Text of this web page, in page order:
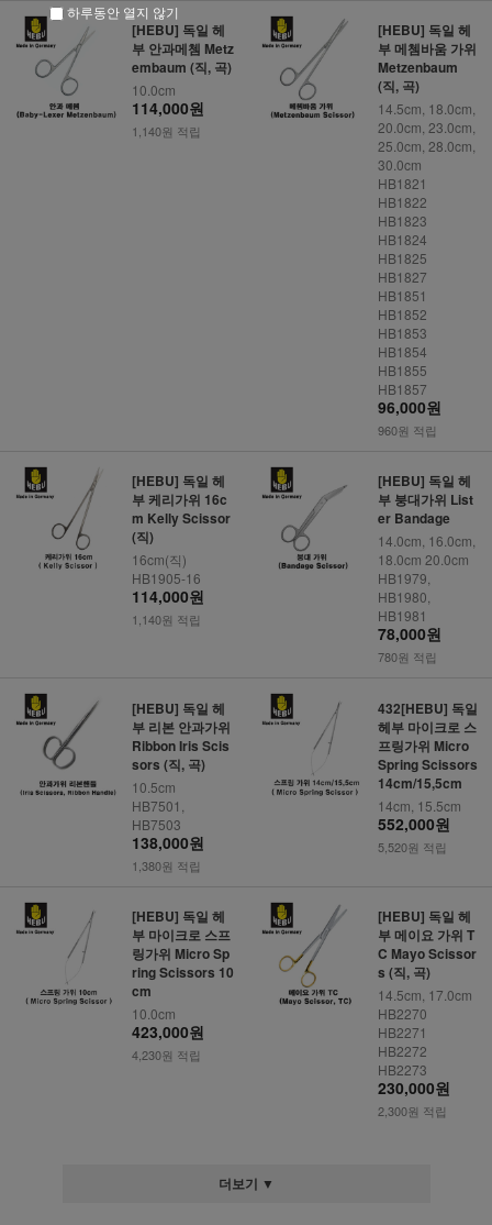
[HEBU] 독일 헤
부 안과메쳄 Metz
embaum (직, 곡)
10.0cm
114,000원
1,140원 적립
[HEBU] 독일 헤
부 메쳄바움 가위
Metzenbaum
(직, 곡)
14.5cm, 18.0cm,
20.0cm, 23.0cm,
25.0cm, 28.0cm,
30.0cm
HB1821
HB1822
HB1823
HB1824
HB1825
HB1827
HB1851
HB1852
HB1853
HB1854
HB1855
HB1857
96,000원
960원 적립
[HEBU] 독일 헤
부 케리가위 16c
m Kelly Scissor
(직)
16cm(직)
HB1905-16
114,000원
1,140원 적립
[HEBU] 독일 헤
부 붕대가위 List
er Bandage
14.0cm, 16.0cm,
18.0cm 20.0cm
HB1979,
HB1980,
HB1981
78,000원
780원 적립
[HEBU] 독일 헤
부 리본 안과가위
Ribbon Iris Scis
sors (직, 곡)
10.5cm
HB7501,
HB7503
138,000원
1,380원 적립
432[HEBU] 독일
헤부 마이크로 스
프링가위 Micro
Spring Scissors
14cm/15,5cm
14cm, 15.5cm
552,000원
5,520원 적립
[HEBU] 독일 헤
부 마이크로 스프
링가위 Micro Sp
ring Scissors 10
cm
10.0cm
423,000원
4,230원 적립
[HEBU] 독일 헤
부 메이요 가위 T
C Mayo Scissor
s (직, 곡)
14.5cm, 17.0cm
HB2270
HB2271
HB2272
HB2273
230,000원
2,300원 적립
더보기 ▼
하루동안 열지 않기